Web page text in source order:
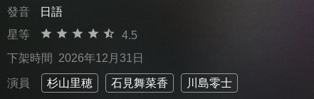
發音
日語
星等
4.5
下架時間 2026年12月31日
演員 杉山里穂 石見舞菜香 川島零士